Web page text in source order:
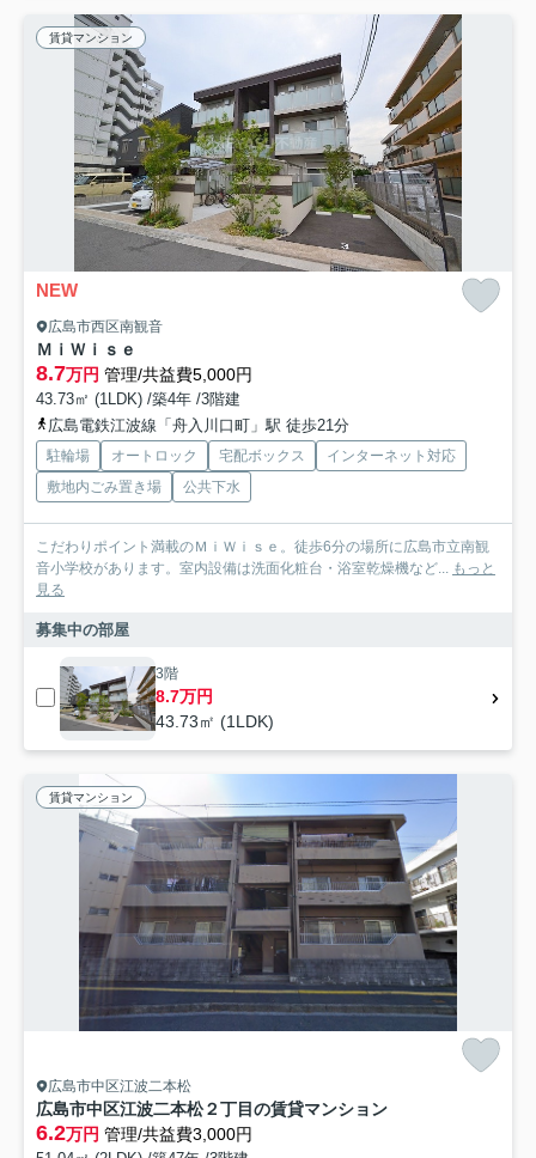
賃貸マンション
NEW
広島市西区南観音
ＭｉＷｉｓｅ
8.7万円 管理/共益費5,000円
43.73㎡ (1LDK) /築4年 /3階建
広島電鉄江波線「舟入川口町」駅 徒歩21分
駐輪場 オートロック 宅配ボックス
インターネット対応
敷地内ごみ置き場
公共下水
こだわりポイント満載のＭｉＷｉｓｅ。徒歩6分の場所に広島市立南観
音小学校があります。室内設備は洗面化粧台・浴室乾燥機など... もっと
見る
募集中の部屋
3階
8.7万円
43.73㎡ (1LDK)
賃貸マンション
広島市中区江波二本松
広島市中区江波二本松２丁目の賃貸マンション
6.2万円 管理/共益費3,000円